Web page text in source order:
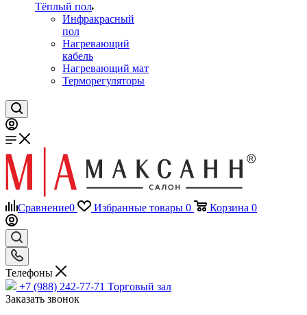
Тёплый пол
Инфракрасный
пол
Нагревающий
кабель
Нагревающий мат
Терморегуляторы
Сравнение0 Избранные товары 0 Корзина 0
Телефоны
+7 (988) 242-77-71 Торговый зал
Заказать звонок